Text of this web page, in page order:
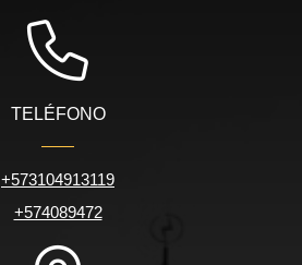
TELÉFONO
+573104913119
+574089472